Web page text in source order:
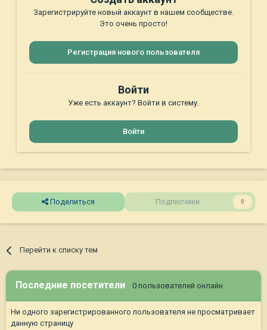
Зарегистрируйте новый аккаунт в нашем сообществе.
Это очень просто!
Регистрация нового пользователя
Войти
Уже есть аккаунт? Войти в систему.
Войти
Поделиться Подписчики 0
Перейти к списку тем
Последние посетители 0 пользователей онлайн
Ни одного зарегистрированного пользователя не просматривает
данную страницу